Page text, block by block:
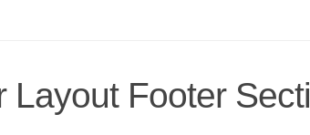
Layout Footer